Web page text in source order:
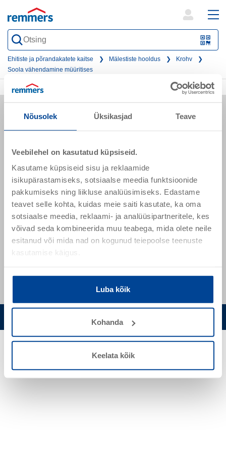
Nõusolek Üksikasjad Teave
Veebilehel on kasutatud küpsiseid.
Kasutame küpsiseid sisu ja reklaamide
isikupärastamiseks, sotsiaalse meedia funktsioonide
pakkumiseks ning liikluse analüüsimiseks. Edastame
teavet selle kohta, kuidas meie saiti kasutate, ka oma
sotsiaalse meedia, reklaami- ja analüüsipartneritele, kes
võivad seda kombineerida muu teabega, mida olete neile
esitanud või mida nad on kogunud teiepoolse teenuste
kasutamise käigus.
Luba kõik
Kohanda
Keelata kõik
QR-
Code
form
Ehitiste ja põrandakatete kaitse Mälestiste hooldus
Krohv
Soola vähendamine müüritises
13425 Tallinn
Eesti
remmers.ee@remmers.com
+ 372 51 64 302
+ 372 53444931